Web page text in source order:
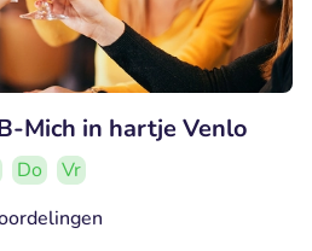
Mich in hartje Venlo
Do
Vr